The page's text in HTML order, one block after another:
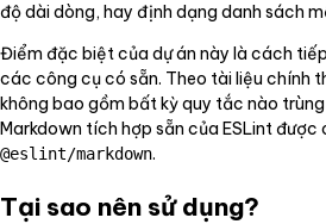
độ dài dòng, hay định dạng danh sách
Điểm đặc biệt của dự án này là cách
các công cụ có sẵn. Theo tài liệu chính
không bao gồm bất kỳ quy tắc nào
Markdown tích hợp sẵn của ESLint được
@eslint/markdown.
Tại sao nên sử dụng?